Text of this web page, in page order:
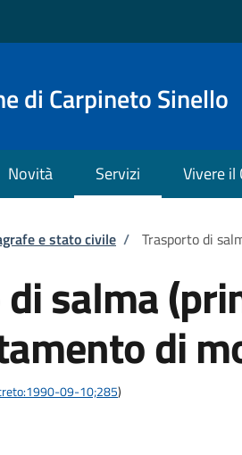
di Carpineto Sinello
Novità Servizi Vivere il
e stato civile / Trasporto di
salma
di
09-10;285)